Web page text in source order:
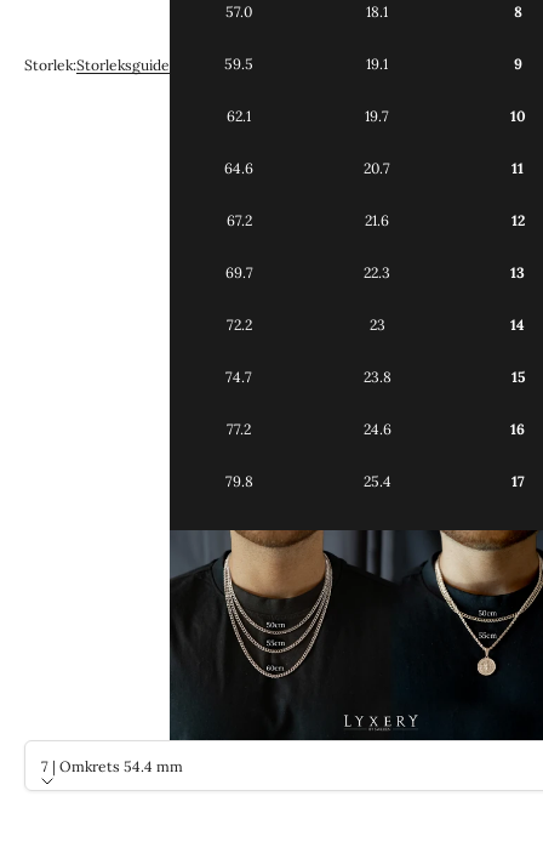
Storlek:Storleksguide
57.0 18.1 8
59.5 19.1 9
62.1 19.7 10
64.6 20.7 11
67.2 21.6 12
69.7 22.3 13
72.2 23 14
74.7 23.8 15
77.2 24.6 16
79.8 25.4 17
7 | Omkrets 54.4 mm